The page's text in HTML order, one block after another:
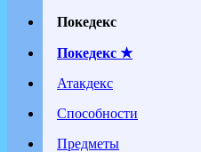
Покедекс
Покедекс ★
Атакдекс
Способности
Предметы